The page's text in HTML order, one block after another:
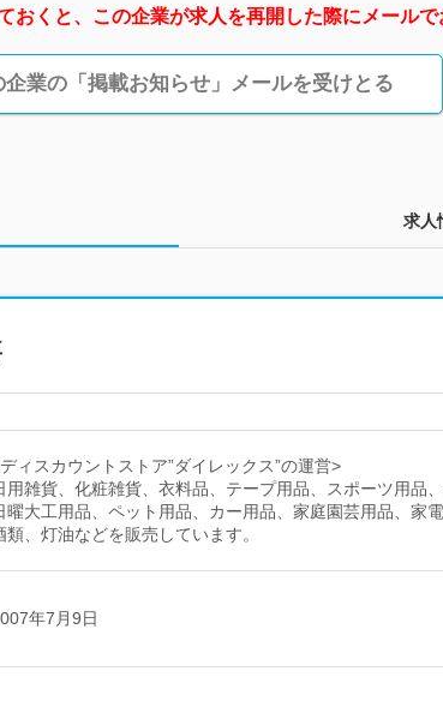
おくと、この企業が求人を再開した際にメールで
企業の「掲載お知らせ」メールを受けとる
求人
ィスカウントストア”ダイレックス”の運営>
用雑貨、化粧雑貨、衣料品、テープ用品、スポーツ用品
曜大工用品、ペット用品、カー用品、家庭園芸用品、家電
類、灯油などを販売しています。
年7月9日